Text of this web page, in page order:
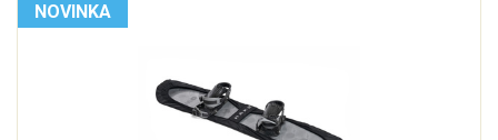
NOVINKA